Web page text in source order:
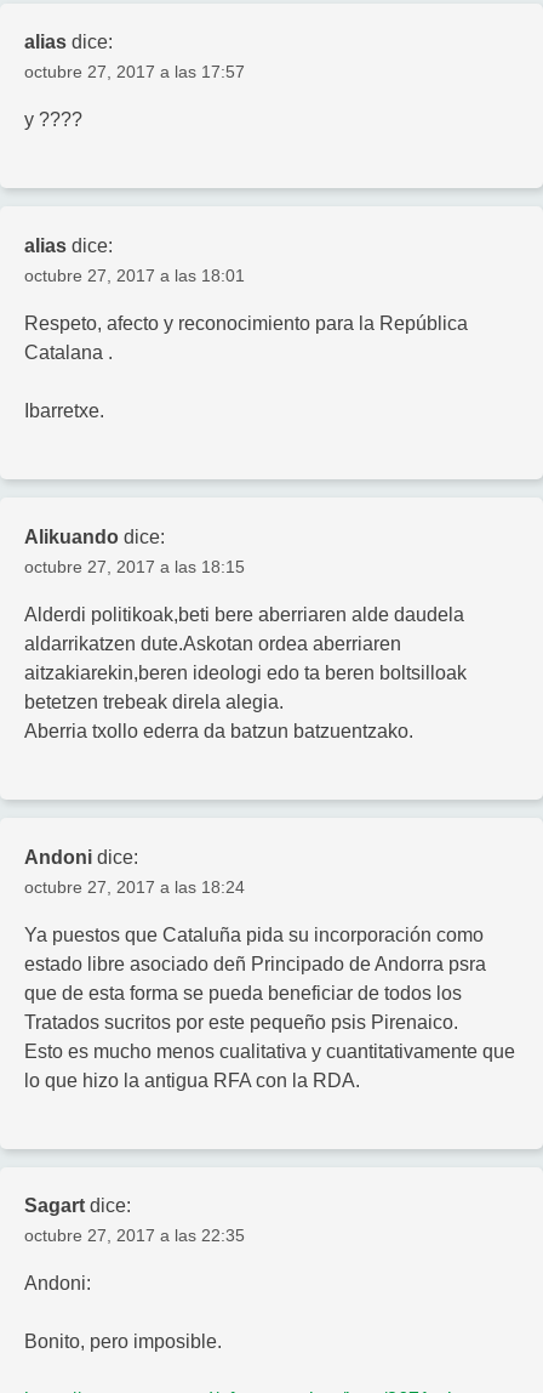
alias dice:
octubre 27, 2017 a las 17:57
y ????
alias dice:
octubre 27, 2017 a las 18:01
Respeto, afecto y reconocimiento para la República
Catalana .
Ibarretxe.
Alikuando dice:
octubre 27, 2017 a las 18:15
Alderdi politikoak,beti bere aberriaren alde daudela
aldarrikatzen dute.Askotan ordea aberriaren
aitzakiarekin,beren ideologi edo ta beren boltsilloak
betetzen trebeak direla alegia.
Aberria txollo ederra da batzun batzuentzako.
Andoni dice:
octubre 27, 2017 a las 18:24
Ya puestos que Cataluña pida su incorporación como
estado libre asociado deñ Principado de Andorra psra
que de esta forma se pueda beneficiar de todos los
Tratados sucritos por este pequeño psis Pirenaico.
Esto es mucho menos cualitativa y cuantitativamente que
lo que hizo la antigua RFA con la RDA.
Sagart dice:
octubre 27, 2017 a las 22:35
Andoni:
Bonito, pero imposible.